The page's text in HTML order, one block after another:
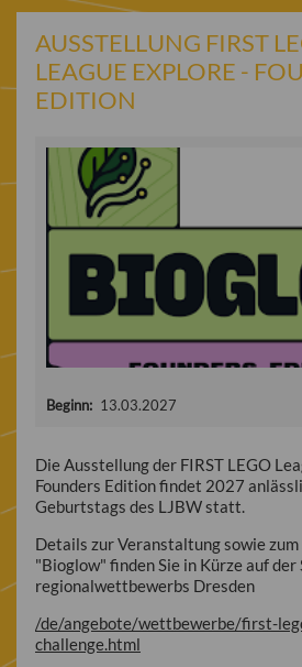
AUSSTELLUNG FIRST
LEAGUE EXPLORE -
EDITION
Beginn: 13.03.2027
Die Ausstellung der FIRST LEGO
Founders Edition findet 2027
Geburtstags des LJBW statt.
Details zur Veranstaltung sowie zum
"Bioglow" finden Sie in Kürze auf der
regionalwettbewerbs Dresden
/de/angebote/wettbewerbe/first-
challenge.html